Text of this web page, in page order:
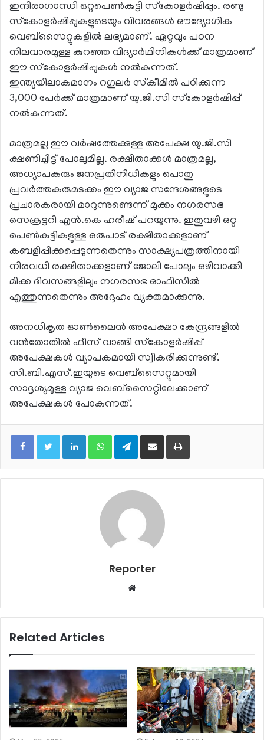
ഇന്ദിരാഗാന്ധി ഒറ്റപെണ്‍കുട്ടി സ്‌കോളര്‍ഷിപ്പും. രണ്ടു
സ്‌കോളര്‍ഷിപ്പുകളുടെയും വിവരങ്ങള്‍ ഔദ്യോഗിക
വെബ്‌സൈറ്റുകളില്‍ ലഭ്യമാണ്. ഏറ്റവും പഠന
നിലവാരമുള്ള കുറഞ്ഞ വിദ്യാര്‍ഥിനികള്‍ക്ക് മാത്രമാണ്
ഈ സ്‌കോളര്‍ഷിപ്പുകള്‍ നല്‍കുന്നത്.
ഇന്ത്യയിലാകമാനം റഗുലര്‍ സ്‌കീമില്‍ പഠിക്കുന്ന
3,000 പേര്‍ക്ക് മാത്രമാണ് യു.ജി.സി സ്‌കോളര്‍ഷിപ്പ്
നല്‍കുന്നത്.
മാത്രമല്ല ഈ വര്‍ഷത്തേക്കുള്ള അപേക്ഷ യു.ജി.സി
ക്ഷണിച്ചിട്ട് പോലുമില്ല. രക്ഷിതാക്കള്‍ മാത്രമല്ല,
അധ്യാപകരും ജനപ്രതിനിധികളും പൊതു
പ്രവര്‍ത്തകരുമടക്കം ഈ വ്യാജ സന്ദേശങ്ങളുടെ
പ്രചാരകരായി മാറുന്നുണ്ടെന്ന് മുക്കം നഗരസഭ
സെക്രട്ടറി എന്‍.കെ ഹരീഷ് പറയുന്നു. ഇതുവഴി ഒറ്റ
പെണ്‍കുട്ടികളുള്ള ഒരുപാട് രക്ഷിതാക്കളാണ്
കബളിപ്പിക്കപ്പെടുന്നതെന്നും സാക്ഷ്യപത്രത്തിനായി
നിരവധി രക്ഷിതാക്കളാണ് ജോലി പോലും ഒഴിവാക്കി
മിക്ക ദിവസങ്ങളിലും നഗരസഭ ഓഫിസില്‍
എത്തുന്നതെന്നും അദ്ദേഹം വ്യക്തമാക്കുന്നു.
അനധികൃത ഓണ്‍ലൈന്‍ അപേക്ഷാ കേന്ദ്രങ്ങളില്‍
വന്‍തോതില്‍ ഫീസ് വാങ്ങി സ്‌കോളര്‍ഷിപ്പ്
അപേക്ഷകള്‍ വ്യാപകമായി സ്വീകരിക്കുന്നുണ്ട്.
സി.ബി.എസ്.ഇയുടെ വെബ്‌സൈറ്റുമായി
സാദൃശ്യമുള്ള വ്യാജ വെബ്‌സൈറ്റിലേക്കാണ്
അപേക്ഷകള്‍ പോകുന്നത്.
LinkedInWhatsAppTelegramShare via Email Print
Reporter
Website
Related Articles